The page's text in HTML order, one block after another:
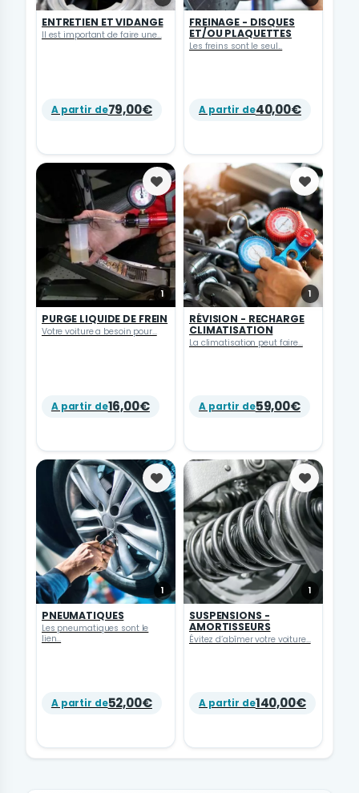
ENTRETIEN ET VIDANGE
Il est important de faire une...
A partir de79,00€
FREINAGE - DISQUES
ET/OU PLAQUETTES
Les freins sont le seul...
A partir de40,00€
Favoris
1
PURGE LIQUIDE DE FREIN
Votre voiture a besoin pour...
A partir de16,00€
Favoris
1
RÉVISION - RECHARGE
CLIMATISATION
La climatisation peut faire...
A partir de59,00€
Favoris
1
PNEUMATIQUES
Les pneumatiques sont le
lien...
A partir de52,00€
Favoris
1
SUSPENSIONS -
AMORTISSEURS
Évitez d’abîmer votre voiture...
A partir de140,00€